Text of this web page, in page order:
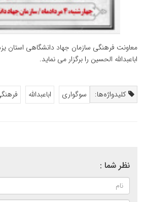
معاونت فرهنگی سازمان جهاد دانشگاهی استان
اباعبدالله الحسین را برگزار می نماید.
کلیدواژه‌ها: سوگواری اباعبدالله
نظر شما :